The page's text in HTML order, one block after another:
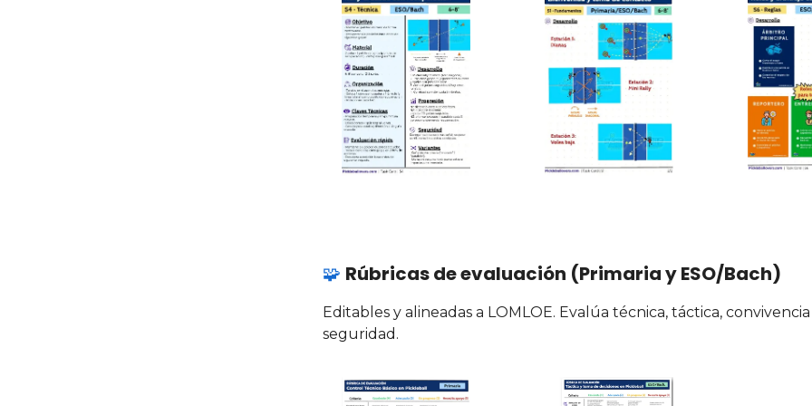
🧩 Rúbricas de evaluación (Primaria y ESO/Bach)
Editables y alineadas a LOMLOE. Evalúa técnica, táctica,
seguridad.